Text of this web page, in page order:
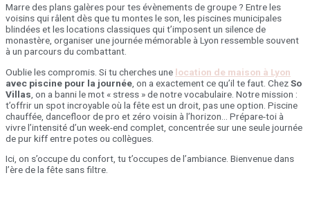
Marre des plans galères pour tes évènements de groupe ? Entre les
voisins qui râlent dès que tu montes le son, les piscines municipales
blindées et les locations classiques qui t’imposent un silence de
monastère, organiser une journée mémorable à Lyon ressemble souvent
à un parcours du combattant.
Oublie les compromis. Si tu cherches une location de maison à Lyon
avec piscine pour la journée , on a exactement ce qu’il te faut. ChezSo
Villas , on a banni le mot « stress » de notre vocabulaire. Notre mission :
t’offrir un spot incroyable où la fête est un droit, pas une option. Piscine
chauffée, dancefloor de pro et zéro voisin à l’horizon… Prépare-toi à
vivre l’intensité d’un week-end complet, concentrée sur une seule journée
de pur kiff entre potes ou collègues.
Ici, on s’occupe du confort, tu t’occupes de l’ambiance. Bienvenue dans
l’ère de la fête sans filtre.